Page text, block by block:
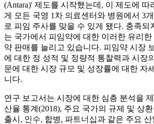
(Antara)' 제도를 시작했는데, 이 제도에 따
게 모든 국영 1차 의료센터와 병원에서 3
로 피임 주사를 맞을 수 있게 됐다. 충족되
는 국가에서 피임약에 대한 이러한 유리
약 판매를 늘리고 있습니다. 피임약 시장
에 대한 정 성적 및 정량적 통찰력과 시장
문에 대한 시장 규모 및 성장률에 대한 자
니다.
연구 보고서는 시장에 대한 심층 분석을
산율 통계(2018), 주요 국가의 규제 및 상
출시, 인수, 합병, 파트너십과 같은 주요